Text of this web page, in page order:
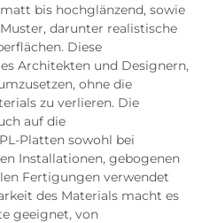
bis hochglänzend, sowie
darunter realistische
Diese
Architekten und Designern,
ohne die
zu verlieren. Die
auf die
Platten sowohl bei
Installationen, gebogenen
Fertigungen verwendet
des Materials macht es
geeignet, von